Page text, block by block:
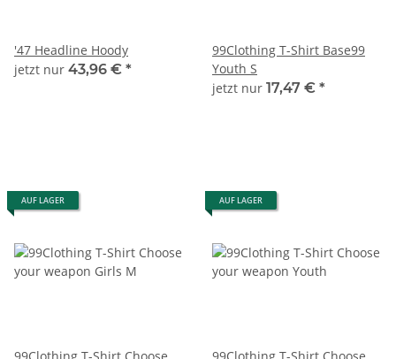
'47 Headline Hoody
jetzt nur 43,96 € *
99Clothing T-Shirt Base99
Youth S
jetzt nur 17,47 € *
AUF LAGER
99Clothing T-Shirt Choose
AUF LAGER
99Clothing T-Shirt Choose